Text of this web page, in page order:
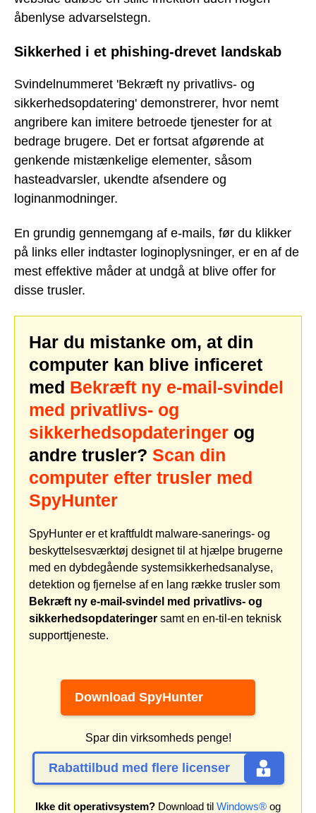
åbenlyse advarselstegn.
Sikkerhed i et phishing-drevet landskab
Svindelnummeret 'Bekræft ny privatlivs- og
sikkerhedsopdatering' demonstrerer, hvor nemt
angribere kan imitere betroede tjenester for at
bedrage brugere. Det er fortsat afgørende at
genkende mistænkelige elementer, såsom
hasteadvarsler, ukendte afsendere og
loginanmodninger.
En grundig gennemgang af e-mails, før du klikker
på links eller indtaster loginoplysninger, er en af de
mest effektive måder at undgå at blive offer for
disse trusler.
Har du mistanke om, at din
computer kan blive inficeret
med Bekræft ny e-mail-svindel
med privatlivs- og
sikkerhedsopdateringer og
andre trusler? Scan din
computer efter trusler med
SpyHunter
SpyHunter er et kraftfuldt malware-sanerings- og
beskyttelsesværktøj designet til at hjælpe brugerne
med en dybdegående systemsikkerhedsanalyse,
detektion og fjernelse af en lang række trusler som
Bekræft ny e-mail-svindel med privatlivs- og
sikkerhedsopdateringer samt en en-til-en teknisk
supporttjeneste.
Download SpyHunter
Spar din virksomheds penge!
Rabattilbud med flere licenser
Ikke dit operativsystem? Download til Windows® og